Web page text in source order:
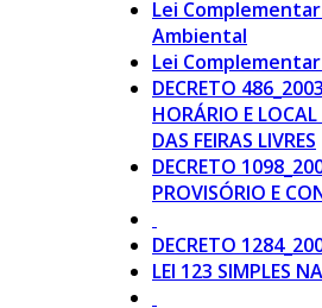
Lei
Ambiental
Lei
DECRETO
HORÁRIO E
DAS FEIRAS LIVRES
DECRETO
PROVISÓRIO E
DECRETO
LEI 123 SIMPLES